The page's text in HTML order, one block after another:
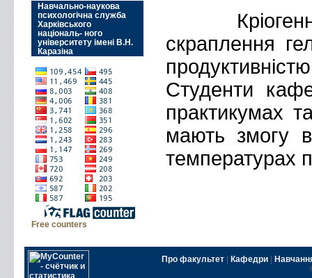
Навчально-наукова
психологічна служба
Харківського
національ- ного
університету імені В.Н.
Каразіна
Free counters
Кріогенна
скраплення
Студенти
практикумах
мають змогу
температурах
Про факультет Кафедри|